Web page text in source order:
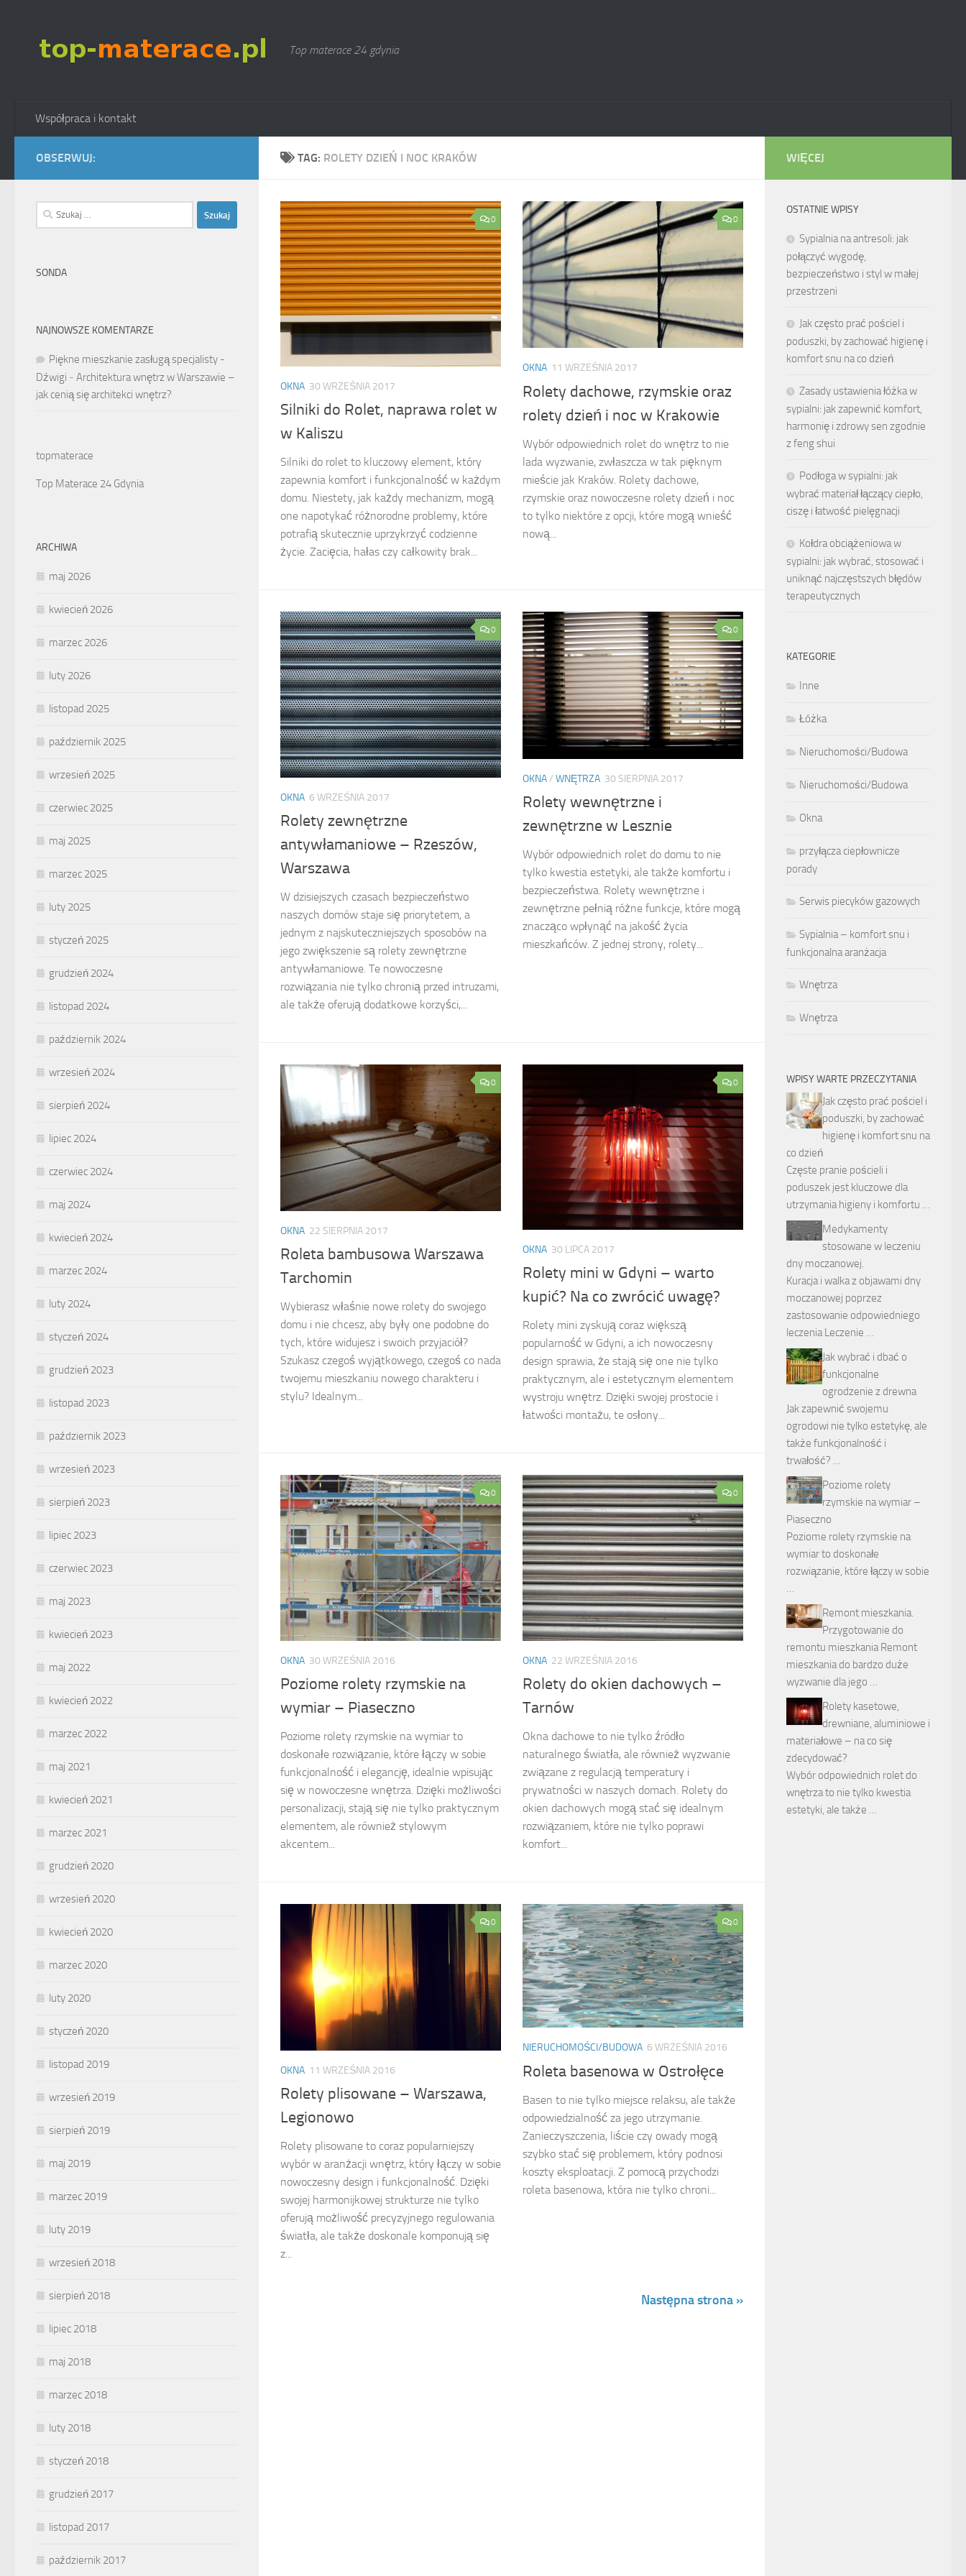
Top materace 24 gdynia
Współpraca i kontakt
TAG: ROLETY DZIEŃ I NOC KRAKÓW
0
OKNA 30 WRZEŚNIA 2017
Silniki do Rolet, naprawa rolet w
w Kaliszu
Silniki do rolet to kluczowy element, który
zapewnia komfort i funkcjonalność w każdym
domu. Niestety, jak każdy mechanizm, mogą
one napotykać różnorodne problemy, które
potrafią skutecznie uprzykrzyć codzienne
życie. Zacięcia, hałas czy całkowity brak...
0
OKNA 11 WRZEŚNIA 2017
Rolety dachowe, rzymskie oraz
rolety dzień i noc w Krakowie
Wybór odpowiednich rolet do wnętrz to nie
lada wyzwanie, zwłaszcza w tak pięknym
mieście jak Kraków. Rolety dachowe,
rzymskie oraz nowoczesne rolety dzień i noc
to tylko niektóre z opcji, które mogą wnieść
nową...
0
OKNA 6 WRZEŚNIA 2017
Rolety zewnętrzne
antywłamaniowe – Rzeszów,
Warszawa
W dzisiejszych czasach bezpieczeństwo
naszych domów staje się priorytetem, a
jednym z najskuteczniejszych sposobów na
jego zwiększenie są rolety zewnętrzne
antywłamaniowe. Te nowoczesne
rozwiązania nie tylko chronią przed intruzami,
ale także oferują dodatkowe korzyści,...
0
OKNA/ WNĘTRZA 30 SIERPNIA 2017
Rolety wewnętrzne i
zewnętrzne w Lesznie
Wybór odpowiednich rolet do domu to nie
tylko kwestia estetyki, ale także komfortu i
bezpieczeństwa. Rolety wewnętrzne i
zewnętrzne pełnią różne funkcje, które mogą
znacząco wpłynąć na jakość życia
mieszkańców. Z jednej strony, rolety...
0
OKNA 22 SIERPNIA 2017
Roleta bambusowa Warszawa
Tarchomin
Wybierasz właśnie nowe rolety do swojego
domu i nie chcesz, aby były one podobne do
tych, które widujesz i swoich przyjaciół?
Szukasz czegoś wyjątkowego, czegoś co nada
twojemu mieszkaniu nowego charakteru i
stylu? Idealnym...
0
OKNA 30 LIPCA 2017
Rolety mini w Gdyni – warto
kupić? Na co zwrócić uwagę?
Rolety mini zyskują coraz większą
popularność w Gdyni, a ich nowoczesny
design sprawia, że stają się one nie tylko
praktycznym, ale i estetycznym elementem
wystroju wnętrz. Dzięki swojej prostocie i
łatwości montażu, te osłony...
0
OKNA 30 WRZEŚNIA 2016
Poziome rolety rzymskie na
wymiar – Piaseczno
Poziome rolety rzymskie na wymiar to
doskonałe rozwiązanie, które łączy w sobie
funkcjonalność i elegancję, idealnie wpisując
się w nowoczesne wnętrza. Dzięki możliwości
personalizacji, stają się nie tylko praktycznym
elementem, ale również stylowym
akcentem...
0
OKNA 22 WRZEŚNIA 2016
Rolety do okien dachowych –
Tarnów
Okna dachowe to nie tylko źródło
naturalnego światła, ale również wyzwanie
związane z regulacją temperatury i
prywatności w naszych domach. Rolety do
okien dachowych mogą stać się idealnym
rozwiązaniem, które nie tylko poprawi
komfort...
0
OKNA 11 WRZEŚNIA 2016
Rolety plisowane – Warszawa,
Legionowo
Rolety plisowane to coraz popularniejszy
wybór w aranżacji wnętrz, który łączy w sobie
nowoczesny design i funkcjonalność. Dzięki
swojej harmonijkowej strukturze nie tylko
oferują możliwość precyzyjnego regulowania
światła, ale także doskonale komponują się
z...
0
NIERUCHOMOŚCI/BUDOWA 6 WRZEŚNIA 2016
Roleta basenowa w Ostrołęce
Basen to nie tylko miejsce relaksu, ale także
odpowiedzialność za jego utrzymanie.
Zanieczyszczenia, liście czy owady mogą
szybko stać się problemem, który podnosi
koszty eksploatacji. Z pomocą przychodzi
roleta basenowa, która nie tylko chroni...
Następna strona »
OBSERWUJ:
Szukaj:
SONDA
NAJNOWSZE KOMENTARZE
Piękne mieszkanie zasługą specjalisty -
Dźwigi - Architektura wnętrz w Warszawie –
jak cenią się architekci wnętrz?
topmaterace
Top Materace 24 Gdynia
ARCHIWA
maj 2026
kwiecień 2026
marzec 2026
luty 2026
listopad 2025
październik 2025
wrzesień 2025
czerwiec 2025
maj 2025
marzec 2025
luty 2025
styczeń 2025
grudzień 2024
listopad 2024
październik 2024
wrzesień 2024
sierpień 2024
lipiec 2024
czerwiec 2024
maj 2024
kwiecień 2024
marzec 2024
luty 2024
styczeń 2024
grudzień 2023
listopad 2023
październik 2023
wrzesień 2023
sierpień 2023
lipiec 2023
czerwiec 2023
maj 2023
kwiecień 2023
maj 2022
kwiecień 2022
marzec 2022
maj 2021
kwiecień 2021
marzec 2021
grudzień 2020
wrzesień 2020
kwiecień 2020
marzec 2020
luty 2020
styczeń 2020
listopad 2019
wrzesień 2019
sierpień 2019
maj 2019
marzec 2019
luty 2019
wrzesień 2018
sierpień 2018
lipiec 2018
maj 2018
marzec 2018
luty 2018
styczeń 2018
grudzień 2017
listopad 2017
październik 2017
WIĘCEJ
OSTATNIE WPISY
Sypialnia na antresoli: jak
połączyć wygodę,
bezpieczeństwo i styl w małej
przestrzeni
Jak często prać pościel i
poduszki, by zachować higienę i
komfort snu na co dzień
Zasady ustawienia łóżka w
sypialni: jak zapewnić komfort,
harmonię i zdrowy sen zgodnie
z feng shui
Podłoga w sypialni: jak
wybrać materiał łączący ciepło,
ciszę i łatwość pielęgnacji
Kołdra obciążeniowa w
sypialni: jak wybrać, stosować i
uniknąć najczęstszych błędów
terapeutycznych
KATEGORIE
Inne
Łóżka
Nieruchomości/Budowa
Nieruchomości/Budowa
Okna
przyłącza ciepłownicze
porady
Serwis piecyków gazowych
Sypialnia – komfort snu i
funkcjonalna aranżacja
Wnętrza
Wnętrza
WPISY WARTE PRZECZYTANIA
Jak często prać pościel i
poduszki, by zachować
higienę i komfort snu na
co dzień
Częste pranie pościeli i
poduszek jest kluczowe dla
utrzymania higieny i komfortu …
Medykamenty
stosowane w leczeniu
dny moczanowej.
Kuracja i walka z objawami dny
moczanowej poprzez
zastosowanie odpowiedniego
leczenia Leczenie …
Jak wybrać i dbać o
funkcjonalne
ogrodzenie z drewna
Jak zapewnić swojemu
ogrodowi nie tylko estetykę, ale
także funkcjonalność i
trwałość? …
Poziome rolety
rzymskie na wymiar –
Piaseczno
Poziome rolety rzymskie na
wymiar to doskonałe
rozwiązanie, które łączy w sobie
…
Remont mieszkania.
Przygotowanie do
remontu mieszkania Remont
mieszkania do bardzo duże
wyzwanie dla jego …
Rolety kasetowe,
drewniane, aluminiowe i
materiałowe – na co się
zdecydować?
Wybór odpowiednich rolet do
wnętrza to nie tylko kwestia
estetyki, ale także …